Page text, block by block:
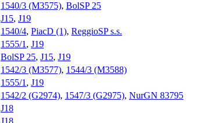
1540/3 (M3575), BolSP 25
J15, J19
1540/4, PiacD (1), ReggioSP s.s.
1555/1, J19
BolSP 25, J15, J19
1542/3 (M3577), 1544/3 (M3588)
1555/1, J19
1542/2 (G2974), 1547/3 (G2975), NurGN 83795
J18